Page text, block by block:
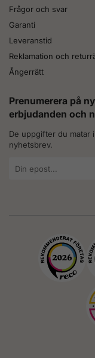
Frågor och svar
Garanti
Leveranstid
Reklamation och
Ångerrätt
Prenumerera på
erbjudanden och
De uppgifter du matar
nyhetsbrev.
postadress